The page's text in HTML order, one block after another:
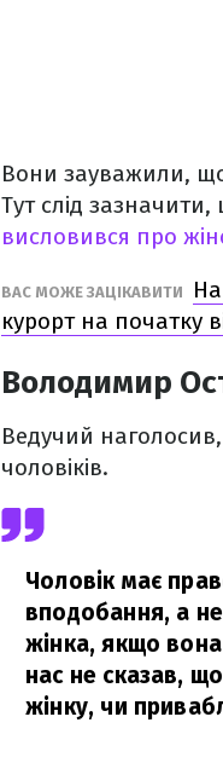
Вони зауважили,
Тут слід
висловився про
ВАС МОЖЕ ЗАЦІКАВИТИ
курорт на початку
Володимир
Ведучий наголосив,
чоловіків.
Чоловік має
вподобання, а
жінка, якщо
нас не сказав, що
жінку, чи